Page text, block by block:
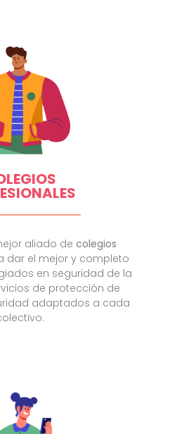
aliado de colegios
dar el mejor y completo
en seguridad de la
de protección de
adaptados a cada